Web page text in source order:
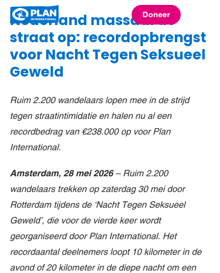
International
Doneer
Nederland massaal de
straat op: recordopbrengst
voor Nacht Tegen Seksueel
Geweld
Ruim 2.200 wandelaars lopen mee in de strijd
tegen straatintimidatie en halen nu al een
recordbedrag van €238.000 op voor Plan
International.
Amsterdam, 28 mei 2026– Ruim 2.200
wandelaarstrekken op zaterdag 30 mei door
Rotterdam tijdens de ‘Nacht Tegen Seksueel
Geweld’, die voor de vierde keer wordt
georganiseerd door Plan International. Het
recordaantal deelnemers loopt 10 kilometer in de
avond of 20 kilometer in de diepe nacht om een